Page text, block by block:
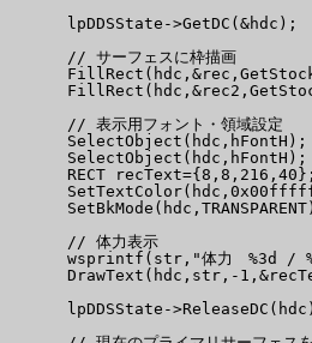
      lpDDSState->GetDC(&hdc);
      // サーフェスに枠描画
      // 表示用フォント・領域設定
      SelectObject(hdc,hFontH);
      SelectObject(hdc,hFontH);
      RECT recText={8,8,216,40};
      // 体力表示
wsprintf(str,"体力　%3d /
DrawText(hdc,str,-
lpDDSState-